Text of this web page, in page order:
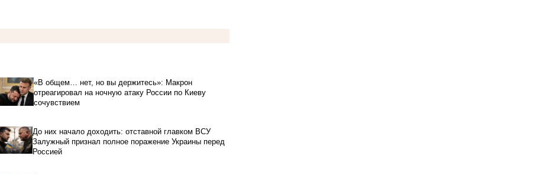
«В общем… нет, но вы держитесь»: Макрон
отреагировал на ночную атаку России по Киеву
сочувствием
До них начало доходить: отставной главком ВСУ
Залужный признал полное поражение Украины перед
Россией